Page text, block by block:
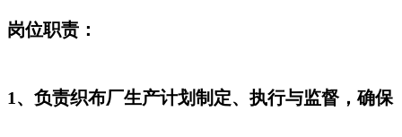
岗位职责：
1、负责织布厂生产计划制定、执行与监督，确保